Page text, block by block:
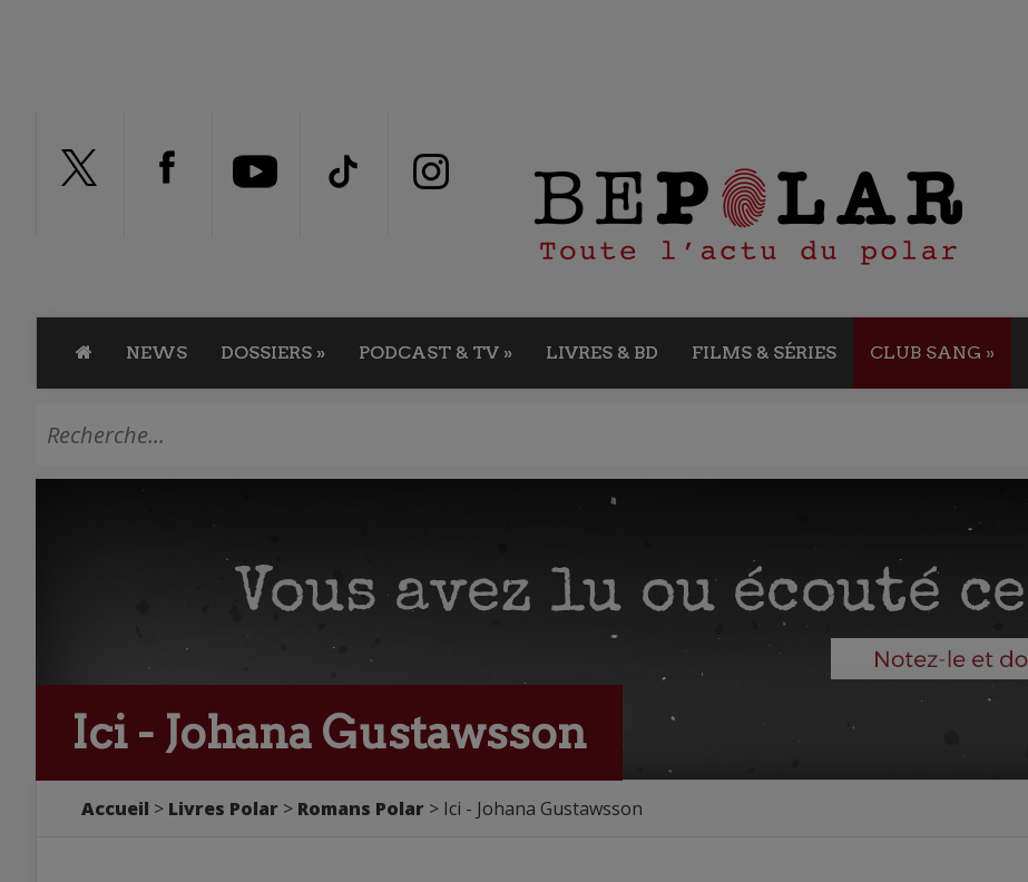
NEWS DOSSIERS » PODCAST & TV » LIVRES & BD FILMS & SÉRIES CLUB SANG »
Ici - Johana Gustawsson
Accueil Livres Polar Romans Polar Ici - Johana Gustawsson